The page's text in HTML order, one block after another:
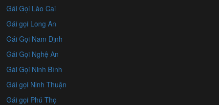
Gái Gọi Lào Cai
Gái gọi Long An
Gái Gọi Nam Định
Gái Gọi Nghệ An
Gái Gọi Ninh Bình
Gái gọi Ninh Thuận
Gái gọi Phú Thọ